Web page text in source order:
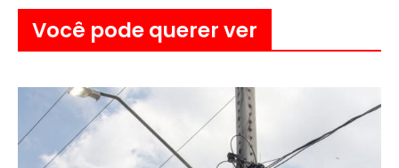
Você pode querer ver